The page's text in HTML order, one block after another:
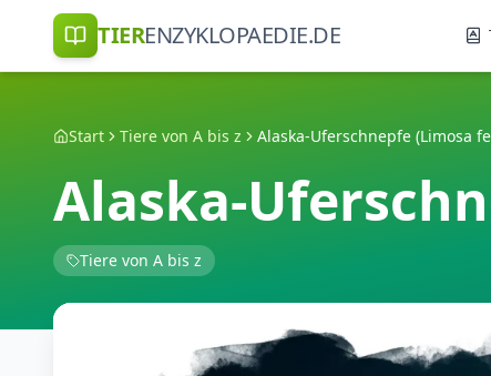
TIERENZYKLOPAEDIE.DE
Start Tiere von A bis z Alaska-Uferschnepfe (Limosa
Alaska-
Tiere von A bis z